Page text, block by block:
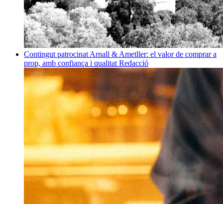
Contingut patrocinat Arnall & Ametller: el valor de comprar a
prop, amb confiança i qualitat Redacció